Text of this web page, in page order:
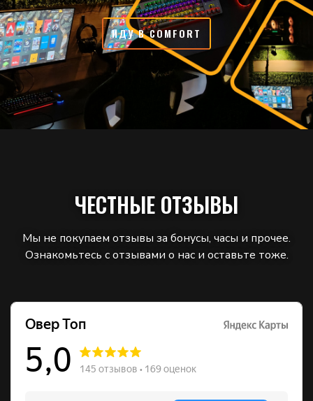
ИДУ В COMFORT
ЧЕСТНЫЕ ОТЗЫВЫ
Мы не покупаем отзывы за бонусы, часы и прочее.
Ознакомьтесь с отзывами о нас и оставьте тоже.